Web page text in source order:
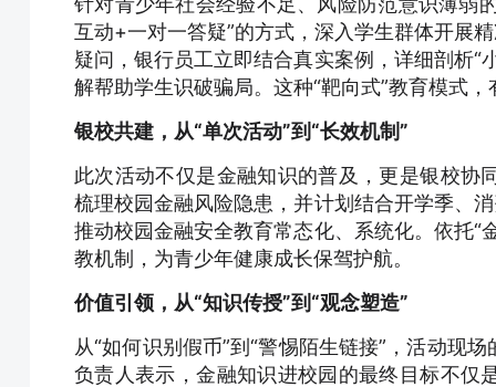
互动+一对一答疑”的方式，深入学生群体开展
疑问，银行员工立即结合真实案例，详细剖析
解帮助学生识破骗局。这种“靶向式”教育模式
银校共建，从“单次活动”到“长效机制”
此次活动不仅是金融知识的普及，更是银校协
梳理校园金融风险隐患，并计划结合开学季、
推动校园金融安全教育常态化、系统化。依托“
教机制，为青少年健康成长保驾护航。
价值引领，从“知识传授”到“观念塑造”
从“如何识别假币”到“警惕陌生链接”，活动现
负责人表示，金融知识进校园的最终目标不仅